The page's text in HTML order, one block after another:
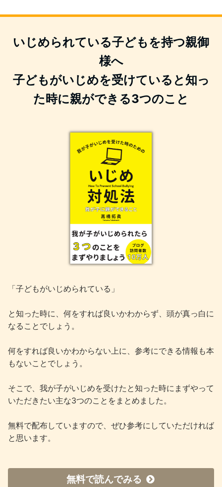
いじめられている子どもを持つ親御
様へ
子どもがいじめを受けていると知っ
た時に親ができる3つのこと
「子どもがいじめられている」
と知った時に、何をすれば良いかわからず、頭が真っ白に
なることでしょう。
何をすれば良いかわからない上に、参考にできる情報も本
もないことでしょう。
そこで、我が子がいじめを受けたと知った時にまずやって
いただきたい主な3つのことをまとめました。
無料で配布していますので、ぜひ参考にしていただければ
と思います。
無料で読んでみる